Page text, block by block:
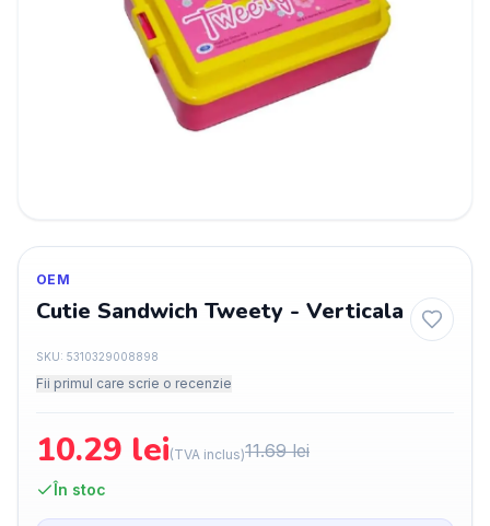
OEM
Cutie Sandwich Tweety - Verticala
SKU: 5310329008898
Fii primul care scrie o recenzie
10.29 lei(TVA inclus)11.69lei
În stoc